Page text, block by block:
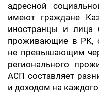
адресной
имеют граждане
иностранцы и лица
проживающие в РК,
не превышающим
регионального
АСП составляет
и доходом на